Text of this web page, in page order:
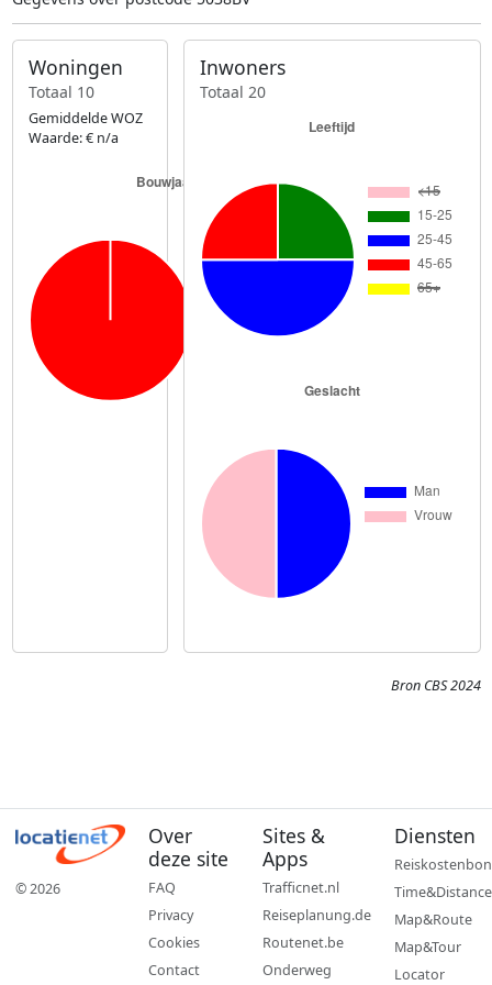
Woningen
Totaal 10
Gemiddelde WOZ
Waarde: € n/a
Inwoners
Totaal 20
Bron CBS 2024
© 2026
Over
deze site
FAQ
Privacy
Cookies
Contact
Sites &
Apps
Trafficnet.nl
Reiseplanung.de
Routenet.be
Onderweg
Diensten
Reiskostenbon
Time&Distance
Map&Route
Map&Tour
Locator